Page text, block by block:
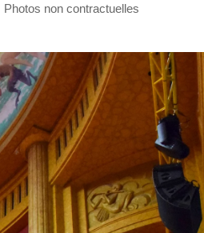
Photos non contractuelles